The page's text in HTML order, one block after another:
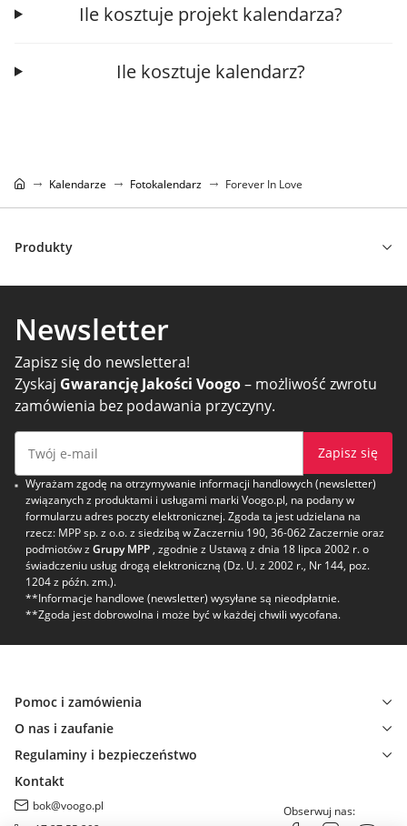
Ile kosztuje projekt kalendarza?
Ile kosztuje kalendarz?
Kalendarze Fotokalendarz Forever In Love
Produkty
Newsletter
Zapisz się do newslettera!
Zyskaj Gwarancję Jakości Voogo– możliwość zwrotu
zamówienia bez podawania przyczyny.
Zapisz się
Wyrażam zgodę na otrzymywanie informacji handlowych (newsletter)
związanych z produktami i usługami marki Voogo.pl, na podany w
formularzu adres poczty elektronicznej. Zgoda ta jest udzielana na
rzecz: MPP sp. z o.o. z siedzibą w Zaczerniu 190, 36-062 Zaczernie oraz
podmiotów z Grupy MPP , zgodnie z Ustawą z dnia 18 lipca 2002 r. o
świadczeniu usług drogą elektroniczną (Dz. U. z 2002 r., Nr 144, poz.
1204 z późn. zm.).
**Informacje handlowe (newsletter) wysyłane są nieodpłatnie.
**Zgoda jest dobrowolna i może być w każdej chwili wycofana.
Pomoc i zamówienia
O nas i zaufanie
Regulaminy i bezpieczeństwo
Kontakt
bok@voogo.pl
Obserwuj nas: